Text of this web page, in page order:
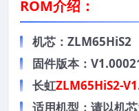
ROM介绍：
机芯：ZLM65HiS2
固件版本：
长虹ZLM65HiS2-
适用机型：请以机